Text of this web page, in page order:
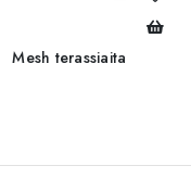
Mesh terassiaita